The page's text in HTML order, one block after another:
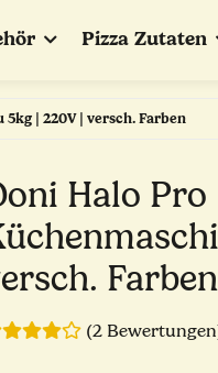
Pizza Zutaten
| 220V | versch. Farben
Halo
Farben
(2